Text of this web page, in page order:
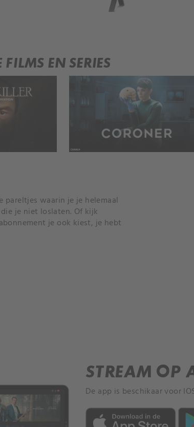
EN SERIES
pareltjes waarin je je helemaal
je niet loslaten. Of kijk
je ook kiest, je hebt
STREAM OP
De app is beschikaar voor